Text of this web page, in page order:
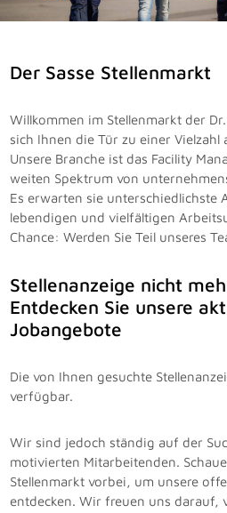
Der Sasse Stellenmarkt
Willkommen im Stellenmarkt der
sich Ihnen die Tür zu einer Vielzahl
Unsere Branche ist das Facility
weiten Spektrum von
Es erwarten sie unterschiedlichste
lebendigen und vielfältigen
Chance: Werden Sie Teil unseres
Stellenanzeige nicht
Entdecken Sie unsere
Jobangebote
Die von Ihnen gesuchte
verfügbar.
Wir sind jedoch ständig auf der
motivierten Mitarbeitenden.
Stellenmarkt vorbei, um unsere
entdecken. Wir freuen uns darauf,